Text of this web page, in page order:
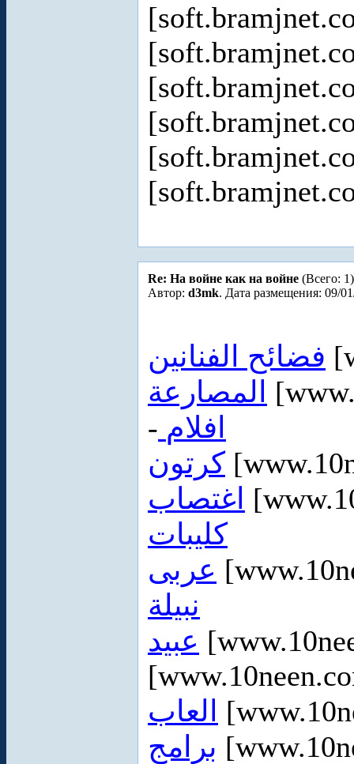
Re: На войне как на войне (Всего: 1)
Автор: d3mk. Дата размещения: 09/
فضائح الفنانين
المصارعة
- افلام
كرتون
اغتصاب
كليبات
عربى
نبيلة
عبيد
العاب
برامج